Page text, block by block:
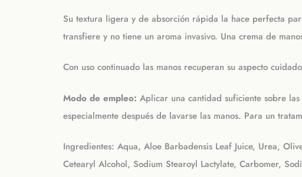
Su textura ligera y de absorción rápida la hace perfecta
transfiere y no tiene un aroma invasivo. Una crema de
Con uso continuado las manos recuperan su aspecto
Modo de empleo: Aplicar una cantidad suficiente sobre
especialmente después de lavarse las manos. Para un
Ingredientes: Aqua, Aloe Barbadensis Leaf Juice, Urea,
Cetearyl Alcohol, Sodium Stearoyl Lactylate, Carbomer,